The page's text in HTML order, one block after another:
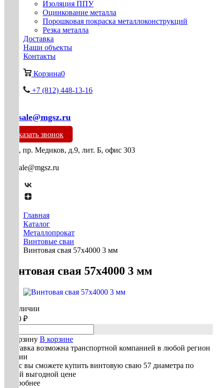
Изоляция ППУ
Оцинкование металла
Порошковая покраска металлоконструкций
Резка металла
Доставка
Наши объекты
Контакты
Корзина0
+7 (812) 448-13-16
mg-sale@mgsz.ru
Заказать звонок
СПб, пр. Медиков, д.9, лит. Б, офис 303
mg-sale@mgsz.ru
Главная
Каталог
Металлопрокат
Винтовые сваи
Винтовая свая 57х4000 3 мм
Винтовая свая 57х4000 3 мм
В наличии
2 770 ₽
В корзину В корзине
Доставка возможна транспортной компанией в любой регион
России
У нас вы сможете купить винтовую сваю 57 диаметра по
самой выгодной цене
Подробнее